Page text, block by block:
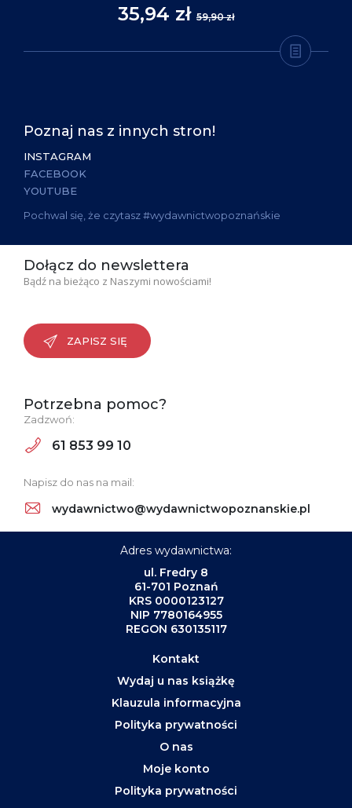
35,94 zł 59,90 zł
Poznaj nas z innych stron!
INSTAGRAM
FACEBOOK
YOUTUBE
Pochwal się, że czytasz #wydawnictwopoznańskie
Dołącz do newslettera
Bądź na bieżąco z Naszymi nowościami!
ZAPISZ SIĘ
Potrzebna pomoc?
Zadzwoń:
61 853 99 10
Napisz do nas na mail:
wydawnictwo@wydawnictwopoznanskie.pl
Adres wydawnictwa:
ul. Fredry 8
61-701 Poznań
KRS 0000123127
NIP 7780164955
REGON 630135117
Kontakt
Wydaj u nas książkę
Klauzula informacyjna
Polityka prywatności
O nas
Moje konto
Polityka prywatności